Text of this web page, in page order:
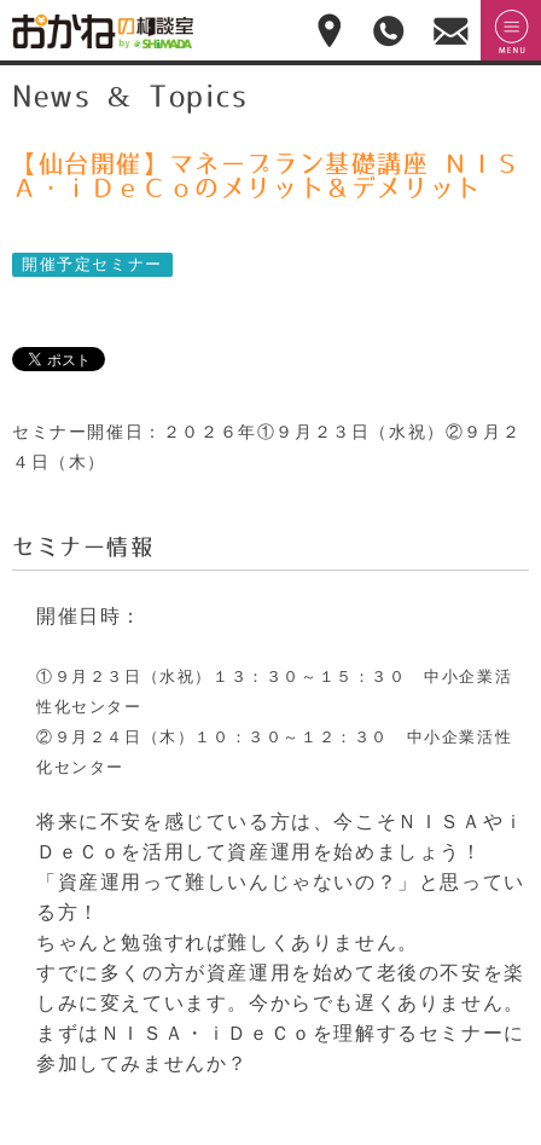
おかねの相談室 by
嶋田商事
せ
028-
908-
News & Topics
【仙台開催】マネープラン基礎講座 ＮＩＳ
Ａ・ｉＤｅＣｏのメリット＆デメリット
開催予定セミナー
セミナー開催日：２０２６年①９月２３日（水祝）②９月２
４日（木）
セミナー情報
開催日時：
①９月２３日（水祝）１３：３０～１５：３０ 中小企業活
性化センター
②９月２４日（木）１０：３０～１２：３０ 中小企業活性
化センター
将来に不安を感じている方は、今こそＮＩＳＡやｉ
ＤｅＣｏを活用して資産運用を始めましょう！
「資産運用って難しいんじゃないの？」と思ってい
る方！
ちゃんと勉強すれば難しくありません。
すでに多くの方が資産運用を始めて老後の不安を楽
しみに変えています。今からでも遅くありません。
まずはＮＩＳＡ・ｉＤｅＣｏを理解するセミナーに
参加してみませんか？